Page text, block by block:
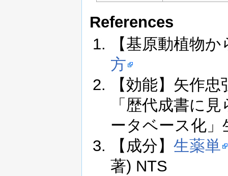
References
【基原動植物
方
【効能】矢作
「歴代成書に
ータベース化」
【成分】 生薬単
著) NTS